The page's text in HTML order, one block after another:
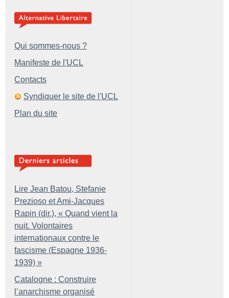
Qui sommes-nous ?
Manifeste de l'UCL
Contacts
Syndiquer le site de l'UCL
Plan du site
Lire Jean Batou, Stefanie
Prezioso et Ami-Jacques
Rapin (dir.), « Quand vient la
nuit. Volontaires
internationaux contre le
fascisme (Espagne 1936-
1939) »
Catalogne : Construire
l’anarchisme organisé